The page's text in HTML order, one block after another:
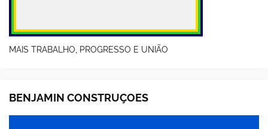
MAIS TRABALHO, PROGRESSO E UNIÃO
BENJAMIN CONSTRUÇOES